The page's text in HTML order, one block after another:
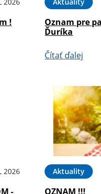
2026
!
Aktuality
Oznam pre
Ďuríka
Čítať ďalej
2026
-
Aktuality
OZNAM !!!